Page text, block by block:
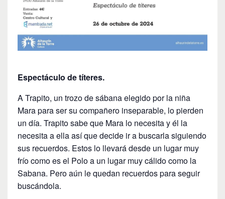
Espectáculo de títeres.
A Trapito, un trozo de sábana elegido por la niña
Mara para ser su compañero inseparable, lo pierden
un día. Trapito sabe que Mara lo necesita y él la
necesita a ella así que decide ir a buscarla siguiendo
sus recuerdos. Estos lo llevará desde un lugar muy
frío como es el Polo a un lugar muy cálido como la
Sabana. Pero aún le quedan recuerdos para seguir
buscándola.